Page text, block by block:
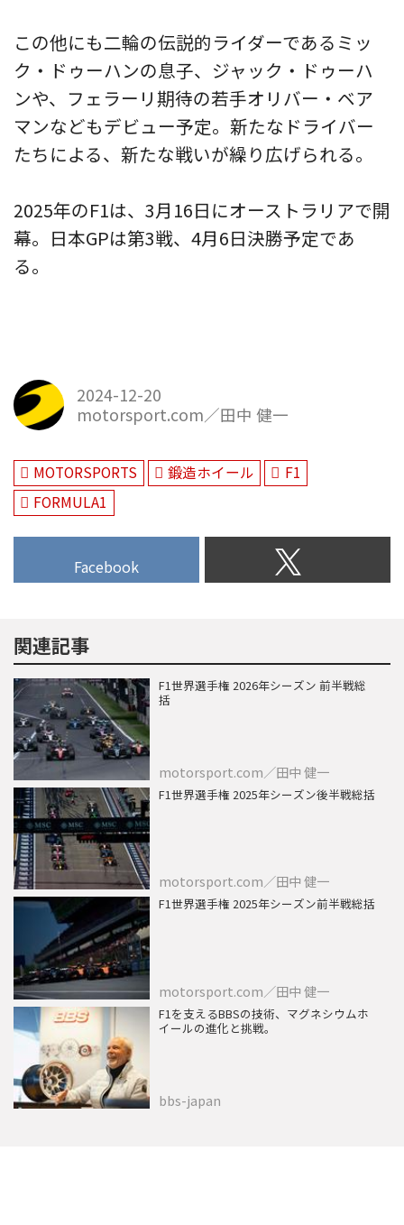
この他にも二輪の伝説的ライダーであるミッ
ク・ドゥーハンの息子、ジャック・ドゥーハ
ンや、フェラーリ期待の若手オリバー・ベア
マンなどもデビュー予定。新たなドライバー
たちによる、新たな戦いが繰り広げられる。
2025年のF1は、3月16日にオーストラリアで開
幕。日本GPは第3戦、4月6日決勝予定であ
る。
2024-12-20
motorsport.com／田中 健一
MOTORSPORTS 鍛造ホイール
F1
FORMULA1
Facebook
関連記事
F1世界選手権 2026年シーズン 前半戦総
括
motorsport.com／田中 健一
F1世界選手権 2025年シーズン後半戦総括
motorsport.com／田中 健一
F1世界選手権 2025年シーズン前半戦総括
motorsport.com／田中 健一
F1を支えるBBSの技術、マグネシウムホ
イールの進化と挑戦。
bbs-japan